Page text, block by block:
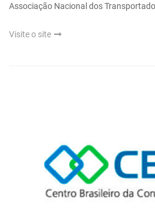
Associação Nacional dos
Visite o site